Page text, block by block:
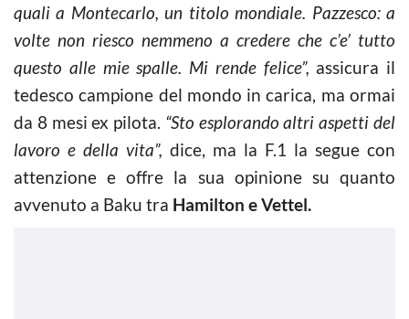
quali a Montecarlo, un titolo mondiale. Pazzesco: a
volte non riesco nemmeno a credere che c’e’ tutto
questo alle mie spalle. Mi rende felice”, assicura il
tedesco campione del mondo in carica, ma ormai
da 8 mesi ex pilota. “Sto esplorando altri aspetti del
lavoro e della vita”, dice, ma la F.1 la segue con
attenzione e offre la sua opinione su quanto
avvenuto a Baku tra Hamilton e Vettel.